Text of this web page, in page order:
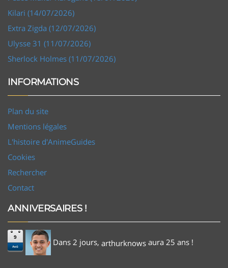
Kilari (14/07/2026)
Extra Zigda (12/07/2026)
Ulysse 31 (11/07/2026)
Sherlock Holmes (11/07/2026)
INFORMATIONS
Plan du site
Mentions légales
L'histoire d'AnimeGuides
Cookies
Rechercher
Contact
ANNIVERSAIRES !
9
Aoû Dans 2 jours, arthurknows aura 25 ans !